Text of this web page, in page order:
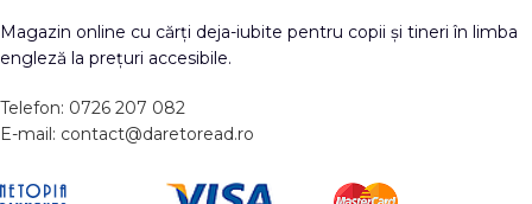
Magazin online cu cărți deja-iubite pentru copii și tineri în limba
engleză la prețuri accesibile.
Telefon: 0726 207 082
E-mail: contact@daretoread.ro